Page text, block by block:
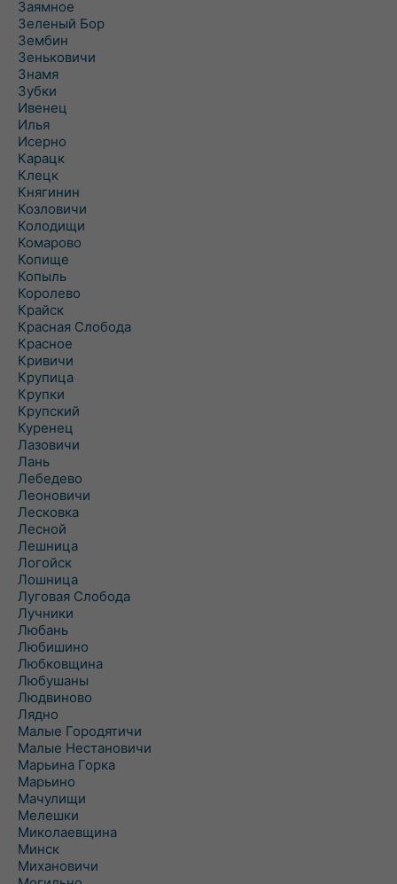
Заямное
Зеленый Бор
Зембин
Зеньковичи
Знамя
Зубки
Ивенец
Илья
Исерно
Карацк
Клецк
Княгинин
Козловичи
Колодищи
Комарово
Копище
Копыль
Королево
Крайск
Красная Слобода
Красное
Кривичи
Крупица
Крупки
Крупский
Куренец
Лазовичи
Лань
Лебедево
Леоновичи
Лесковка
Лесной
Лешница
Логойск
Лошница
Луговая Слобода
Лучники
Любань
Любишино
Любковщина
Любушаны
Людвиново
Лядно
Малые Городятичи
Малые Нестановичи
Марьина Горка
Марьино
Мачулищи
Мелешки
Миколаевщина
Минск
Михановичи